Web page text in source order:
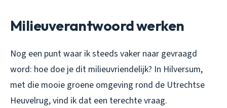
Milieuverantwoord werken
Nog een punt waar ik steeds vaker naar gevraagd
word: hoe doe je dit milieuvriendelijk? In Hilversum,
met die mooie groene omgeving rond de Utrechtse
Heuvelrug, vind ik dat een terechte vraag.